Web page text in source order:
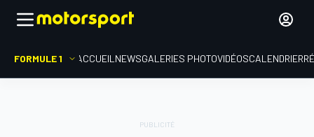
FORMULE 1 ACCUEIL NEWSGALERIES PHOTOVIDÉOSCALENDRIER